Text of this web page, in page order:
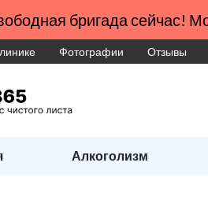
бригада сейчас!
Фотографии Отзывы
Алкоголизм